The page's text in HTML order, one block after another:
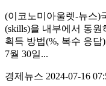
(이코노미아울렛-뉴스)
(skills)을 내부에서 동
획득 방법(%, 복수 응
7월 30일...
경제뉴스 2024-07-16